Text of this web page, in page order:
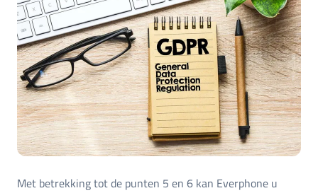
Met betrekking tot de punten 5 en 6 kan Everphone u